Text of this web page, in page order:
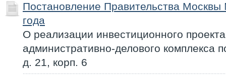
Постановление Правительства
года
О реализации инвестиционного
административно-делового комплекса
д. 21, корп. 6